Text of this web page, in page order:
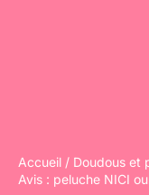
Accueil
Doudous et
Avis : peluche NICI